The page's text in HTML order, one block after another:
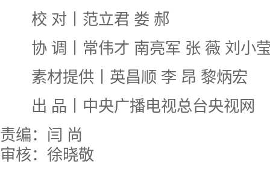
校 对丨范立君 娄 郝
协 调丨常伟才 南亮军 张 薇 刘小
素材提供丨英昌顺 李 昂 黎炳宏
出 品丨中央广播电视总台央视网
责编：闫 尚
审核：徐晓敬